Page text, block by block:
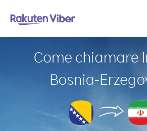
Come chiamare
Bosnia-